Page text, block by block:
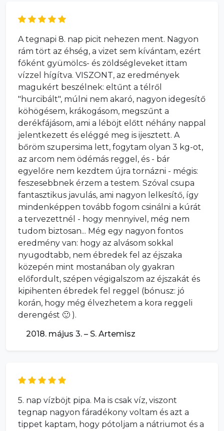
A tegnapi 8. nap picit nehezen ment. Nagyon
rám tört az éhség, a vizet sem kívántam, ezért
főként gyümölcs- és zöldségleveket ittam
vízzel hígítva. VISZONT, az eredmények
magukért beszélnek: eltűnt a télről
"hurcibált", múlni nem akaró, nagyon idegesítő
köhögésem, krákogásom, megszűnt a
derékfájásom, ami a léböjt előtt néhány nappal
jelentkezett és eléggé meg is ijesztett. A
bőröm szupersima lett, fogytam olyan 3 kg-ot,
az arcom nem ödémás reggel, és - bár
egyelőre nem kezdtem újra tornázni - mégis:
feszesebbnek érzem a testem. Szóval csupa
fantasztikus javulás, ami nagyon lelkesítő, így
mindenképpen tovább fogom csinálni a kúrát
a tervezettnél - hogy mennyivel, még nem
tudom biztosan... Még egy nagyon fontos
eredmény van: hogy az alvásom sokkal
nyugodtabb, nem ébredek fel az éjszaka
közepén mint mostanában oly gyakran
előfordult, szépen végigalszom az éjszakát és
kipihenten ébredek fel reggel (bónusz: jó
korán, hogy még élvezhetem a kora reggeli
derengést 🙂 ).
2018. május 3. – S. Artemisz
5. nap vízböjt pipa. Ma is csak víz, viszont
tegnap nagyon fáradékony voltam és azt a
tippet kaptam, hogy pótoljam a nátriumot és a